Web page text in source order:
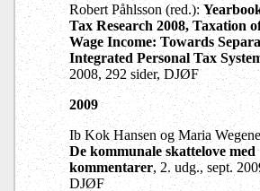
Robert Påhlsson (red.):
Tax Research 2008,Taxation
Wage Income: Towards
Integrated Personal Tax
2008, 292 sider, DJØF
2009
Ib Kok Hansen og Maria
De kommunale skattelove med
kommentarer, 2. udg., sept.
DJØF